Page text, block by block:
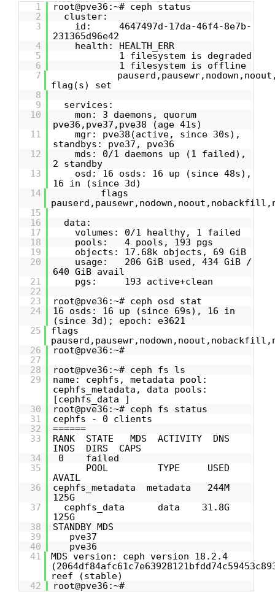
1
root@pve36:~# ceph status
2
cluster:
3
id: 4647497d-17da-46f4-8e7b-
231365d96e42
4
health: HEALTH_ERR
5
1 filesystem is degraded
6
1 filesystem is offline
7
flag(s) set
8
9
services:
10
mon: 3 daemons, quorum
pve36,pve37,pve38 (age 41s)
11
mgr: pve38(active, since 30s),
standbys: pve37, pve36
12
mds: 0/1 daemons up (1 failed),
2 standby
13
osd: 16 osds: 16 up (since 48s),
16 in (since 3d)
14
flags
15
16
data:
17
volumes: 0/1 healthy, 1 failed
18
pools: 4 pools, 193 pgs
19
objects: 17.68k objects, 69 GiB
20
usage: 206 GiB used, 434 GiB /
640 GiB avail
21
pgs: 193 active+clean
22
23
root@pve36:~# ceph osd stat
24
16 osds: 16 up (since 69s), 16 in
(since 3d); epoch: e3621
25
flags
26
root@pve36:~#
27
28
root@pve36:~# ceph fs ls
29
name: cephfs, metadata pool:
cephfs_metadata, data pools:
[cephfs_data ]
30
root@pve36:~# ceph fs status
31
cephfs - 0 clients
32
======
33
RANK STATE MDS ACTIVITY DNS
INOS DIRS CAPS
34
0 failed
35
POOL TYPE USED
AVAIL
36
cephfs_metadata metadata 244M
125G
37
cephfs_data data 31.8G
125G
38
STANDBY MDS
39
pve37
40
pve36
41
MDS version: ceph version 18.2.4
reef (stable)
42
root@pve36:~#